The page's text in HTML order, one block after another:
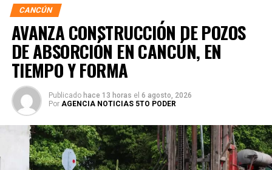
CANCÚN
AVANZA CONSTRUCCIÓN DE POZOS
DE ABSORCIÓN EN CANCÚN, EN
TIEMPO Y FORMA
Publicado hace 13 horas el 6 agosto, 2026
Por AGENCIA NOTICIAS 5TO PODER